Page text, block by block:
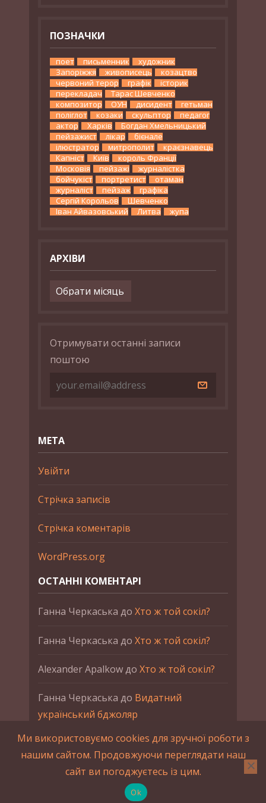
ПОЗНАЧКИ
поет письменник
художник
Запоріжжя
живописець
козацтво
червоний терор
графік
історик
перекладач
Тарас Шевченко
композитор
ОУН дисидент
гетьман
поліглот
козаки скульптор
педагог
актор
Харків
Богдан Хмельницький
пейзажист
лікар
бієнале
ілюстратор
митрополит
краєзнавець
Капніст
Київ
король Франції
Московія
пейзажі
журналістка
бойчукіст
портретист
отаман
журналіст
пейзаж
графіка
Сергій Корольов
Шевченко
Іван Айвазовський
Литва жупа
АРХІВИ
Архіви
Отримувати останні записи
поштою
МЕТА
Увійти
Стрічка записів
Стрічка коментарів
WordPress.org
ОСТАННІ КОМЕНТАРІ
Ганна Черкаська до Хто ж той сокіл?
Ганна Черкаська до Хто ж той сокіл?
Alexander Apalkowдо Хто ж той сокіл?
Ганна Черкаська до Видатний
український бджоляр
Ганна ЧеркаськадоПетро Франко
2015-2023 © UAHistory Всі права застережено.
При використанні матеріалів сайта обов'язкове
зворотнє посилання.
Ми використовуємо cookies для зручної роботи з
нашим сайтом. Продовжуючи переглядати наш
сайт ви погоджуєтесь із цим.
Ok